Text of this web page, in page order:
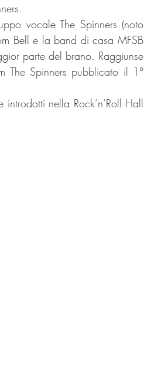
vocale The Spinners (noto
Bell e la band di casa MFSB
parte del brano. Raggiunse
The Spinners pubblicato il 1°
nella Rock’n’Roll Hall